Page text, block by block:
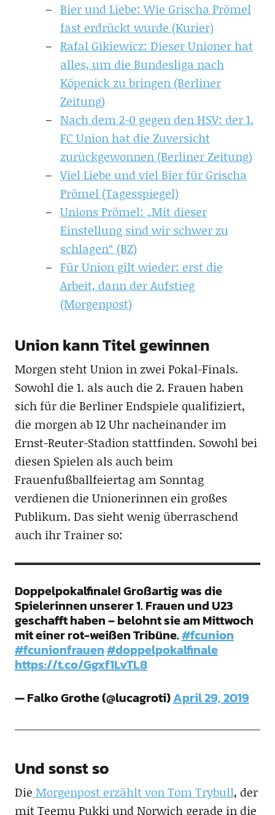
Bier und Liebe: Wie Grischa Prömel
fast erdrückt wurde (Kurier)
Rafal Gikiewicz: Dieser Unioner hat
alles, um die Bundesliga nach
Köpenick zu bringen (Berliner
Zeitung)
Nach dem 2-0 gegen den HSV: der 1.
FC Union hat die Zuversicht
zurückgewonnen (Berliner Zeitung)
Viel Liebe und viel Bier für Grischa
Prömel (Tagesspiegel)
Unions Prömel: „Mit dieser
Einstellung sind wir schwer zu
schlagen“ (BZ)
Für Union gilt wieder: erst die
Arbeit, dann der Aufstieg
(Morgenpost)
Union kann Titel gewinnen
Morgen steht Union in zwei Pokal-Finals.
Sowohl die 1. als auch die 2. Frauen haben
sich für die Berliner Endspiele qualifiziert,
die morgen ab 12 Uhr nacheinander im
Ernst-Reuter-Stadion stattfinden. Sowohl bei
diesen Spielen als auch beim
Frauenfußballfeiertag am Sonntag
verdienen die Unionerinnen ein großes
Publikum. Das sieht wenig überraschend
auch ihr Trainer so:
Doppelpokalfinale! Großartig was die
Spielerinnen unserer 1. Frauen und U23
geschafft haben – belohnt sie am Mittwoch
mit einer rot-weißen Tribüne.#fcunion
#fcunionfrauen#doppelpokalfinale
https://t.co/Ggxf1LvTL8
— Falko Grothe (@lucagroti)April 29, 2019
Und sonst so
Die Morgenpost erzählt von Tom Trybull, der
mit Teemu Pukki und Norwich gerade in die